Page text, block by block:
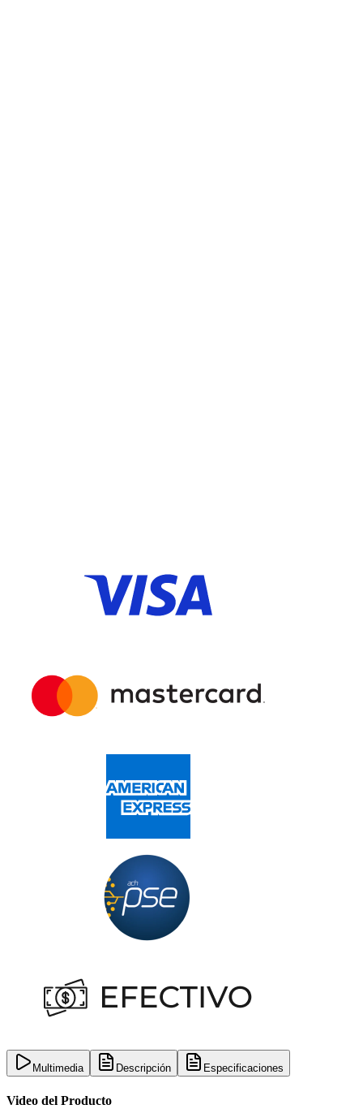
Multimedia Descripción Especificaciones
Video del Producto